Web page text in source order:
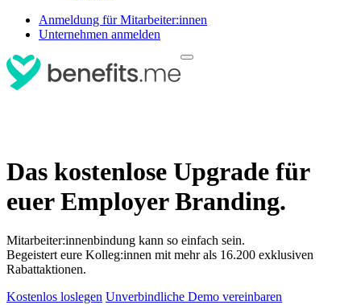
Anmeldung für Mitarbeiter:innen
Unternehmen anmelden
Das kostenlose Upgrade für
euer Employer Branding.
Mitarbeiter:innenbindung kann so einfach sein.
Begeistert eure Kolleg:innen mit mehr als 16.200 exklusiven
Rabattaktionen.
Kostenlos loslegen Unverbindliche Demo vereinbaren